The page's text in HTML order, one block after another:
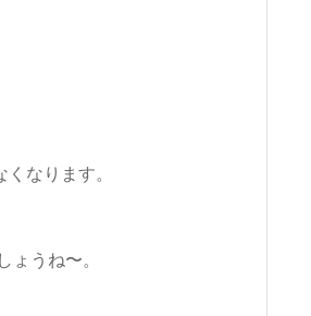
なります。
うね〜。